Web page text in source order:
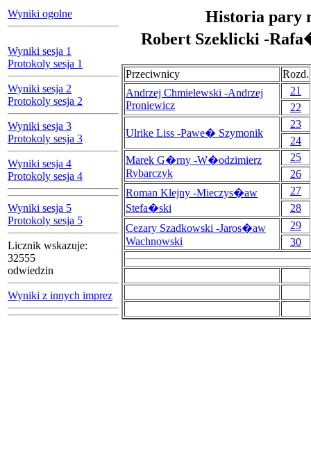
Wyniki ogolne
Wyniki sesja 1
Protokoly sesja 1
Wyniki sesja 2
Protokoly sesja 2
Wyniki sesja 3
Protokoly sesja 3
Wyniki sesja 4
Protokoly sesja 4
Wyniki sesja 5
Protokoly sesja 5
Licznik wskazuje:
32555
odwiedzin
Wyniki z innych imprez
Historia pary
Robert Szeklicki -
Przeciwnicy
Rozd.
Andrzej Chmielewski -Andrzej
Proniewicz
21
22
Ulrike Liss -Pawe� Szymonik
23
24
Marek G�rny -W�odzimierz
Rybarczyk
25
26
Roman Klejny -Mieczys�aw
Stefa�ski
27
28
Cezary Szadkowski -Jaros�aw
Wachnowski
29
30